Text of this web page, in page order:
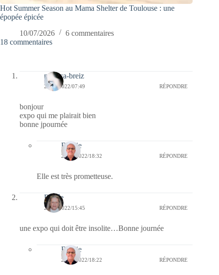
Hot Summer Season au Mama Shelter de Toulouse : une
épopée épicée
10/07/2026
6 commentaires
18 commentaires
monica-breiz
26/10/2022/07:49 RÉPONDRE
bonjour
expo qui me plairait bien
bonne jpournée
Bernie
26/10/2022/18:32 RÉPONDRE
Elle est très prometteuse.
Renée
25/10/2022/15:45 RÉPONDRE
une expo qui doit être insolite…Bonne journée
Bernie
25/10/2022/18:22 RÉPONDRE